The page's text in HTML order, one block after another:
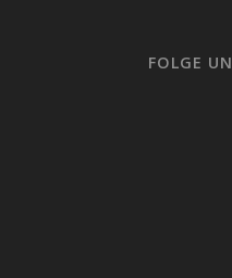
FOLGE